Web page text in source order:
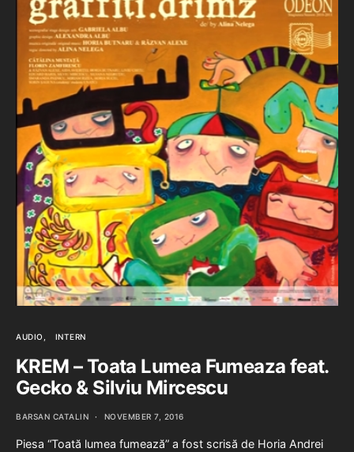
AUDIO INTERN
KREM – Toata Lumea Fumeaza feat.
Gecko & Silviu Mircescu
BARSAN CATALIN NOVEMBER 7, 2016
Piesa “Toată lumea fumează” a fost scrisă de Horia Andrei